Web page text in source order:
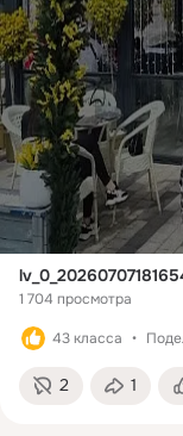
1 704 просмотра
43 класса
2 1